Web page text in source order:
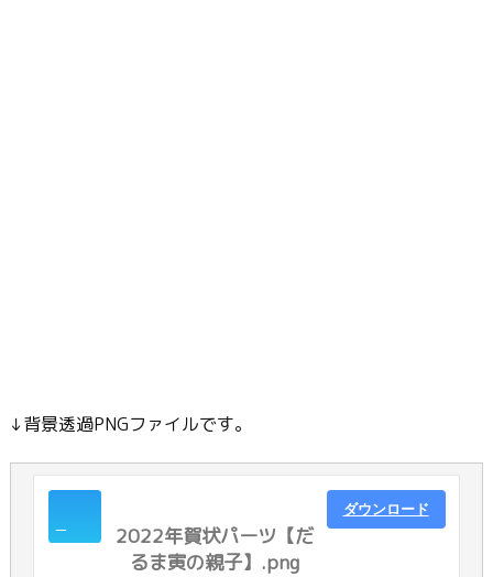
↓背景透過PNGファイルです。
2022年賀状パーツ【だ
るま寅の親子】.png
ダウンロード